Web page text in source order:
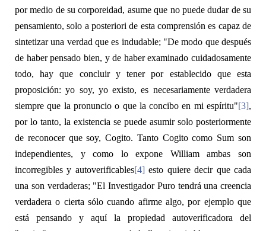
por medio de su corporeidad, asume que no puede dudar de su
pensamiento, solo a posteriori de esta comprensión es capaz de
sintetizar una verdad que es indudable; "De modo que después
de haber pensado bien, y de haber examinado cuidadosamente
todo, hay que concluir y tener por establecido que esta
proposición: yo soy, yo existo, es necesariamente verdadera
siempre que la pronuncio o que la concibo en mi espíritu"[3],
por lo tanto, la existencia se puede asumir solo posteriormente
de reconocer quesoy, Cogito. Tanto Cogitocomo Sum son
independientes, y como lo expone William ambas son
incorregibles y autoverificables[4]esto quiere decir que cada
una son verdaderas; "El Investigador Puro tendrá una creencia
verdadera o cierta sólo cuando afirme algo, por ejemplo que
está pensando y aquí la propiedad autoverificadora del